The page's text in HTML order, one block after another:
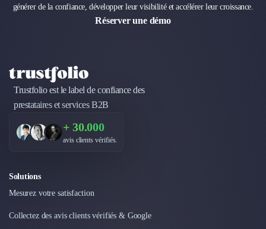
Design Industriel
Maintenance et Infogérance
BI, Analytics & Big Data
Graphisme & Illustration
Recherche Utilisateur
Design Thinking
Création de Site Internet
Développement d'Application Mobile
Direction Artistique
générer de la confiance, développer leur visibilité et accélérer leur croissance.
Réserver une démo
Trustfolio est le label de confiance des
prestataires et services B2B
+ 30.000
avis clients vérifiés.
Solutions
Mesurez votre satisfaction
Collectez des avis clients vérifiés & Google